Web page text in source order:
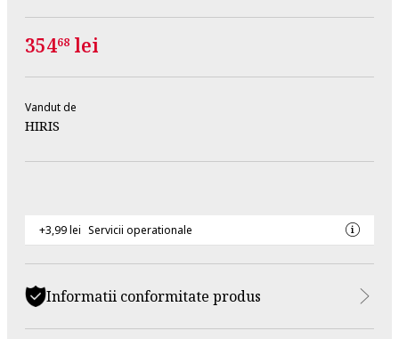
35468 lei
Vandut de
HIRIS
+3,99 lei Servicii operationale
Informatii conformitate produs